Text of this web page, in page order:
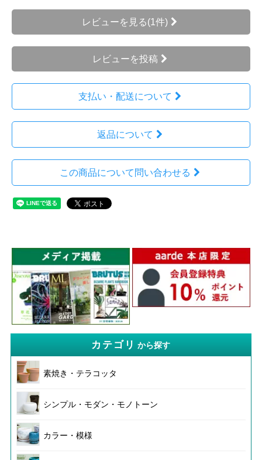
レビューを見る(1件)
レビューを投稿
支払い・配送について
返品について
この商品について問い合わせる
カテゴリ から探す
素焼き・テラコッタ
シンプル・モダン・モノトーン
カラー・模様